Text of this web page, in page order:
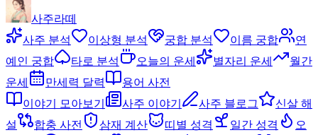
사주라떼
사주 분석
이상형 분석 궁합 분석 이름 궁합
연
예인 궁합
타로 분석 오늘의 운세 별자리 운세
월간
운세
만세력 달력
용어 사전
이야기 모아보기
사주 이야기 사주 블로그
신살 해
설
합충 사전 삼재 계산 띠별 성격 일간 성격
오